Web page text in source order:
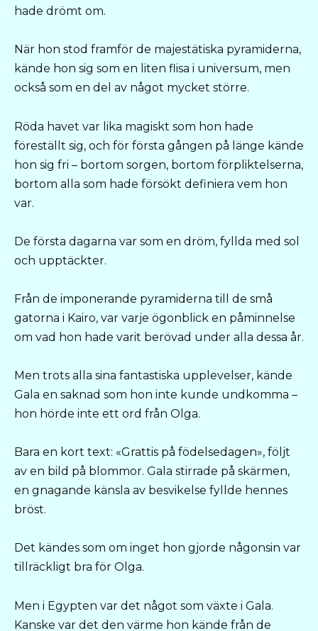
hade drömt om.
När hon stod framför de majestätiska pyramiderna,
kände hon sig som en liten flisa i universum, men
också som en del av något mycket större.
Röda havet var lika magiskt som hon hade
föreställt sig, och för första gången på länge kände
hon sig fri – bortom sorgen, bortom förpliktelserna,
bortom alla som hade försökt definiera vem hon
var.
De första dagarna var som en dröm, fyllda med sol
och upptäckter.
Från de imponerande pyramiderna till de små
gatorna i Kairo, var varje ögonblick en påminnelse
om vad hon hade varit berövad under alla dessa år.
Men trots alla sina fantastiska upplevelser, kände
Gala en saknad som hon inte kunde undkomma –
hon hörde inte ett ord från Olga.
Bara en kort text: «Grattis på födelsedagen», följt
av en bild på blommor. Gala stirrade på skärmen,
en gnagande känsla av besvikelse fyllde hennes
bröst.
Det kändes som om inget hon gjorde någonsin var
tillräckligt bra för Olga.
Men i Egypten var det något som växte i Gala.
Kanske var det den värme hon kände från de